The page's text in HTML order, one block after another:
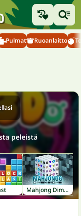
Pulmat Ruoanlaitto
peleistä
Mahjong Dimensions